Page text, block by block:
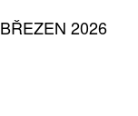
BŘEZEN 2026